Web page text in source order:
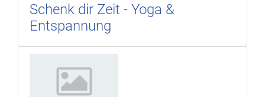
Schenk dir Zeit - Yoga &
Entspannung